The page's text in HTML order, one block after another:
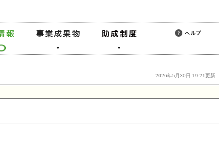
2026年5月30日 19:21更新